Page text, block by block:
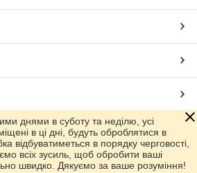
Prom.ua
днями в суботу та неділю, усі
в ці дні, будуть оброблятися в
відбуватиметься в порядку черговості,
всіх зусиль, щоб обробити ваші
швидко. Дякуємо за ваше розуміння!